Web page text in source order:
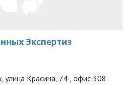
Экспертиз
улица Красина, 74 , офис 308